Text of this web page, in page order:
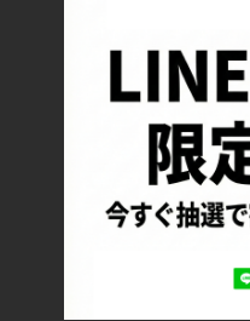
返品について
お支払い方法について
特定商取引法に基づく表記
プライバシーポリシー
ロッカーズについて